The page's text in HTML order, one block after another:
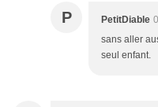
P PetitDiable
sans aller
seul enfant.